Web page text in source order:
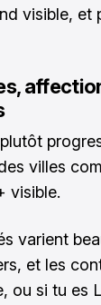
visible, et
villes
visible.
varient
et les
ou si tu es